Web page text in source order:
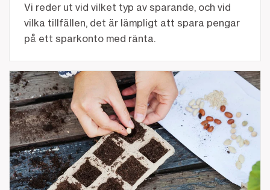
Vi reder ut vid vilket typ av sparande, och vid
vilka tillfällen, det är lämpligt att spara pengar
på ett sparkonto med ränta.
Länk